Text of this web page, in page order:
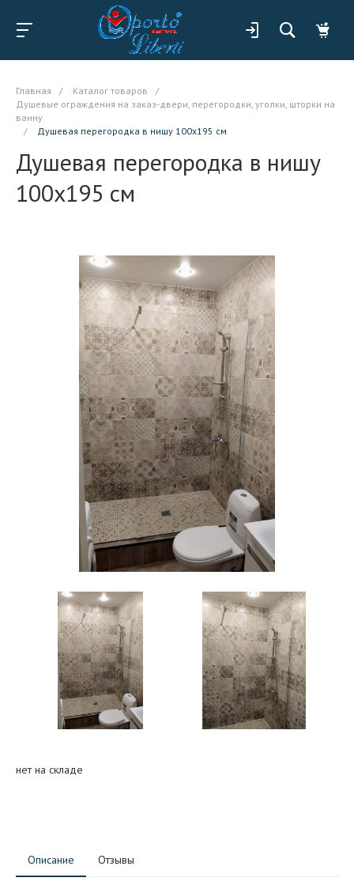
Главная / Каталог товаров
/
Душевые ограждения на заказ-двери, перегородки, уголки, шторки на
ванну
/
Душевая перегородка в нишу 100x195 см
Душевая перегородка в нишу
100x195 см
нет на складе
Описание Отзывы